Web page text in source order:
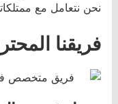
نحن نتعامل مع
فريقنا